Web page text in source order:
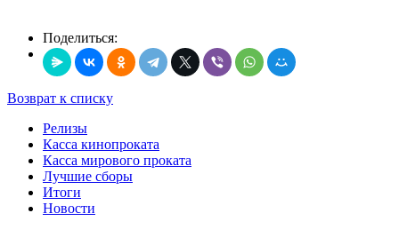
Поделиться:
Возврат к списку
Релизы
Касса кинопроката
Касса мирового проката
Лучшие сборы
Итоги
Новости